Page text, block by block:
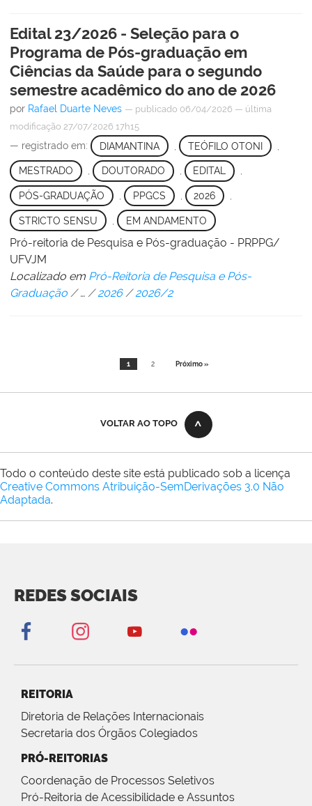
Edital 23/2026 - Seleção para o
Programa de Pós-graduação em
Ciências da Saúde para o segundo
semestre acadêmico do ano de 2026
por Rafael Duarte Neves — publicado 06/04/2026 — última
modificação 27/07/2026 17h15
— registrado em: DIAMANTINA TEÓFILO OTONI
MESTRADO , DOUTORADO , EDITAL ,
PÓS-GRADUAÇÃO PPGCS 2026
STRICTO SENSU EM ANDAMENTO
Pró-reitoria de Pesquisa e Pós-graduação - PRPPG/
UFVJM
Localizado em Pró-Reitoria de Pesquisa e Pós-
Graduação /… /2026 /2026/2
1 2 Próximo »
VOLTAR AO TOPO
Todo o conteúdo deste site está publicado sob a licença
Creative Commons Atribuição-SemDerivações 3.0 Não
Adaptada.
REDES SOCIAIS
REITORIA
Diretoria de Relações Internacionais
Secretaria dos Órgãos Colegiados
PRÓ-REITORIAS
Coordenação de Processos Seletivos
Pró-Reitoria de Acessibilidade e Assuntos